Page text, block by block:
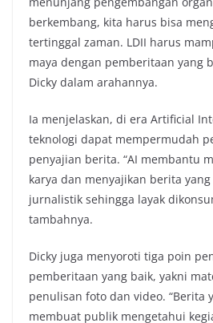
berkembang, kita harus bisa
tertinggal zaman. LDII harus
maya dengan pemberitaan yang
Dicky dalam arahannya.
Ia menjelaskan, di era Artificial
teknologi dapat mempermudah
penyajian berita. “AI membantu
karya dan menyajikan berita
jurnalistik sehingga layak
tambahnya.
Dicky juga menyoroti tiga poin
pemberitaan yang baik, yakni
penulisan foto dan video. “Berita
membuat publik mengetahui